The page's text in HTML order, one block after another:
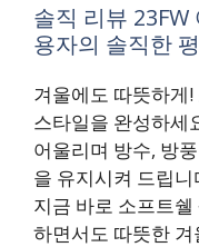
솔직 리뷰
용자의 솔직한
겨울에도 따뜻하게
스타일을 완성하세
어울리며 방수, 방
을 유지시켜 드립니
지금 바로 소프트
하면서도 따뜻한